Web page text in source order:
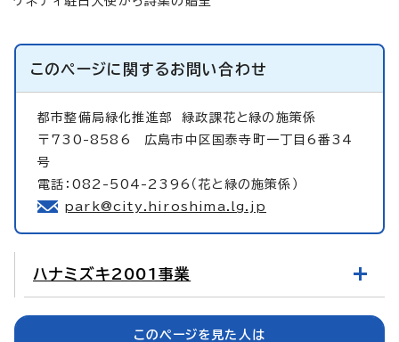
このページに関するお問い合わせ
都市整備局緑化推進部緑政課花と緑の施策係
〒730-8586 広島市中区国泰寺町一丁目6番34
号
電話：082-504-2396（花と緑の施策係）
park@city.hiroshima.lg.jp
ハナミズキ2001事業
このページを見た人は